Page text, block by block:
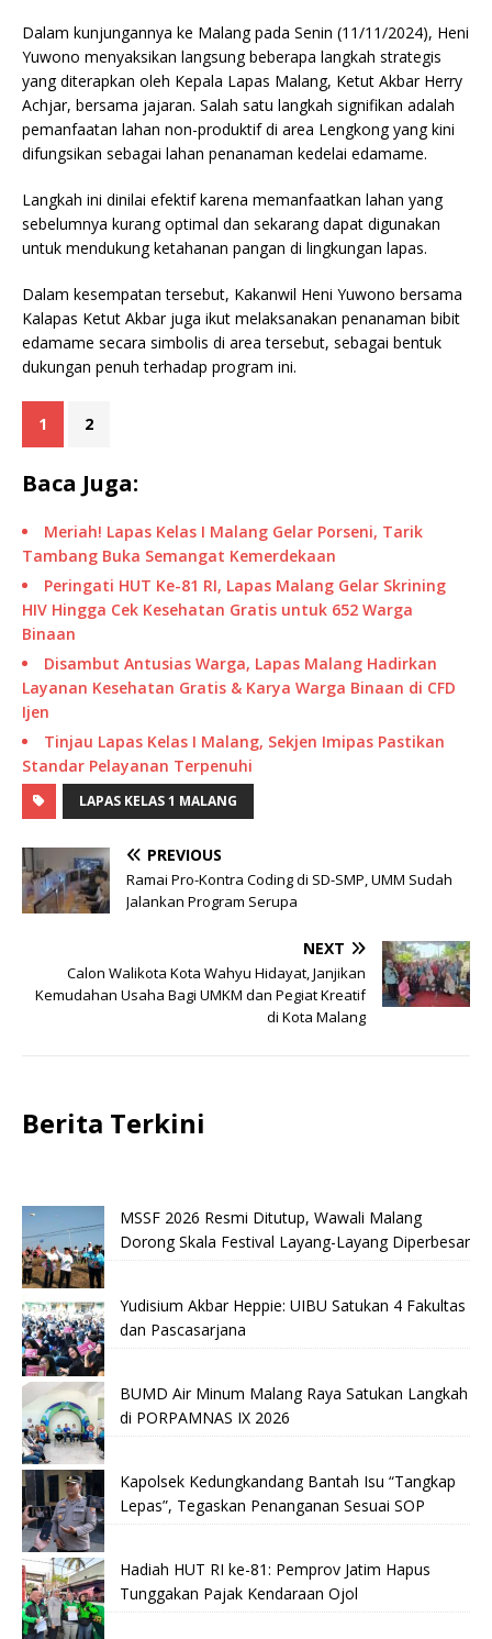
Dalam kunjungannya ke Malang pada Senin (11/11/2024), Heni
Yuwono menyaksikan langsung beberapa langkah strategis
yang diterapkan oleh Kepala Lapas Malang, Ketut Akbar Herry
Achjar, bersama jajaran. Salah satu langkah signifikan adalah
pemanfaatan lahan non-produktif di area Lengkong yang kini
difungsikan sebagai lahan penanaman kedelai edamame.
Langkah ini dinilai efektif karena memanfaatkan lahan yang
sebelumnya kurang optimal dan sekarang dapat digunakan
untuk mendukung ketahanan pangan di lingkungan lapas.
Dalam kesempatan tersebut, Kakanwil Heni Yuwono bersama
Kalapas Ketut Akbar juga ikut melaksanakan penanaman bibit
edamame secara simbolis di area tersebut, sebagai bentuk
dukungan penuh terhadap program ini.
1 2
Baca Juga:
Meriah! Lapas Kelas I Malang Gelar Porseni, Tarik
Tambang Buka Semangat Kemerdekaan
Peringati HUT Ke-81 RI, Lapas Malang Gelar Skrining
HIV Hingga Cek Kesehatan Gratis untuk 652 Warga
Binaan
Disambut Antusias Warga, Lapas Malang Hadirkan
Layanan Kesehatan Gratis & Karya Warga Binaan di CFD
Ijen
Tinjau Lapas Kelas I Malang, Sekjen Imipas Pastikan
Standar Pelayanan Terpenuhi
LAPAS KELAS 1 MALANG
PREVIOUS
Ramai Pro-Kontra Coding di SD-SMP, UMM Sudah
Jalankan Program Serupa
NEXT
Calon Walikota Kota Wahyu Hidayat, Janjikan
Kemudahan Usaha Bagi UMKM dan Pegiat Kreatif
di Kota Malang
Berita Terkini
MSSF 2026 Resmi Ditutup, Wawali Malang
Dorong Skala Festival Layang-Layang Diperbesar
Yudisium Akbar Heppie: UIBU Satukan 4 Fakultas
dan Pascasarjana
BUMD Air Minum Malang Raya Satukan Langkah
di PORPAMNAS IX 2026
Kapolsek Kedungkandang Bantah Isu “Tangkap
Lepas”, Tegaskan Penanganan Sesuai SOP
Hadiah HUT RI ke-81: Pemprov Jatim Hapus
Tunggakan Pajak Kendaraan Ojol